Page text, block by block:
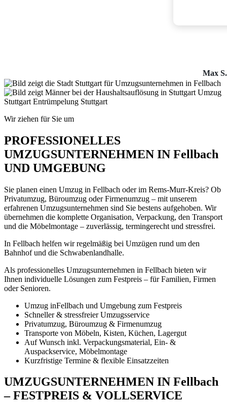
Max S.
Wir ziehen für Sie um
PROFESSIONELLES
UMZUGSUNTERNEHMEN IN Fellbach
UND UMGEBUNG
Sie planen einen Umzug in Fellbach oder im Rems-Murr-Kreis? Ob
Privatumzug, Büroumzug oder Firmenumzug – mit unserem
erfahrenen Umzugsunternehmen sind Sie bestens aufgehoben. Wir
übernehmen die komplette Organisation, Verpackung, den Transport
und die Möbelmontage – zuverlässig, termingerecht und stressfrei.
In Fellbach helfen wir regelmäßig bei Umzügen rund um den
Bahnhof und die Schwabenlandhalle.
Als professionelles Umzugsunternehmen in Fellbach bieten wir
Ihnen individuelle Lösungen zum Festpreis – für Familien, Firmen
oder Senioren.
Umzug inFellbach und Umgebung zum Festpreis
Schneller & stressfreier Umzugsservice
Privatumzug, Büroumzug & Firmenumzug
Transporte von Möbeln, Kisten, Küchen, Lagergut
Auf Wunsch inkl. Verpackungsmaterial, Ein- &
Auspackservice, Möbelmontage
Kurzfristige Termine & flexible Einsatzzeiten
UMZUGSUNTERNEHMEN IN Fellbach
– FESTPREIS & VOLLSERVICE